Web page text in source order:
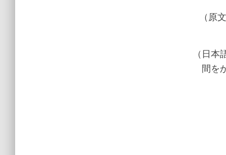
（原
（日
間を